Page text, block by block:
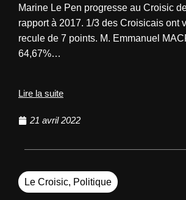
Marine Le Pen progresse au Croisic
rapport à 2017. 1/3 des Croisicais ont
recule de 7 points. M. Emmanuel
64,67%…
Lire la suite
21 avril 2022
Le Croisic, Politique